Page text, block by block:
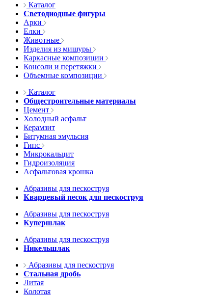
Каталог
Светодиодные фигуры
Арки
Елки
Животные
Изделия из мишуры
Каркасные композиции
Консоли и перетяжки
Объемные композиции
Каталог
Общестроительные материалы
Цемент
Холодный асфальт
Керамзит
Битумная эмульсия
Гипс
Микрокальцит
Гидроизоляция
Асфальтовая крошка
Абразивы для пескоструя
Кварцевый песок для пескоструя
Абразивы для пескоструя
Купершлак
Абразивы для пескоструя
Никельшлак
Абразивы для пескоструя
Стальная дробь
Литая
Колотая